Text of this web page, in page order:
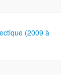
(2009 à